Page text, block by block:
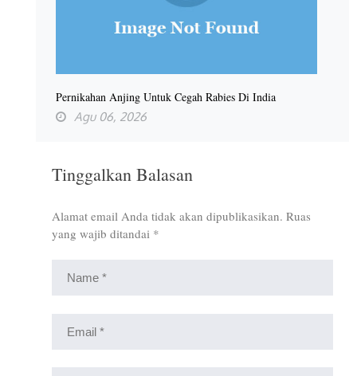
Pernikahan Anjing Untuk Cegah Rabies Di India
Agu 06, 2026
Tinggalkan Balasan
Alamat email Anda tidak akan dipublikasikan. Ruas
yang wajib ditandai *